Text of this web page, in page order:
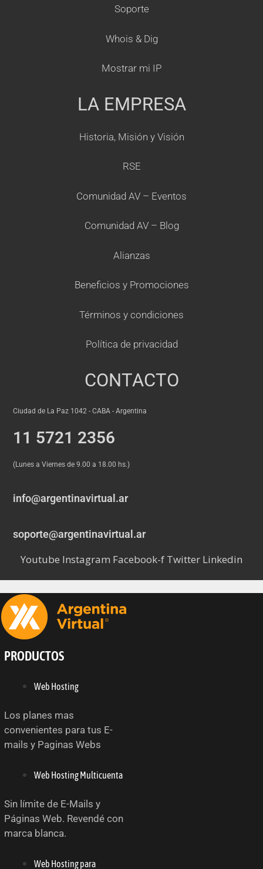
Soporte
Whois & Dig
Mostrar mi IP
LA EMPRESA
Historia, Misión y Visión
RSE
Comunidad AV – Eventos
Comunidad AV – Blog
Alianzas
Beneficios y Promociones
Términos y condiciones
Política de privacidad
CONTACTO
Ciudad de La Paz 1042 - CABA - Argentina
11 5721 2356
(Lunes a Viernes de 9.00 a 18.00 hs.)
info@argentinavirtual.ar
soporte@argentinavirtual.ar
Youtube Instagram Facebook-f Twitter Linkedin
PRODUCTOS
Web Hosting
Los planes mas
convenientes para tus E-
mails y Paginas Webs
Web Hosting Multicuenta
Sin límite de E-Mails y
Páginas Web. Revendé con
marca blanca.
Web Hosting para